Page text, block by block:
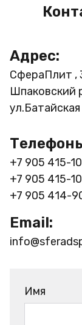
Адрес:
СфераПлит ,
Шпаковский
ул.Батайская
+7 905 415-
+7 905 415-
+7 905 414-
Email:
Имя